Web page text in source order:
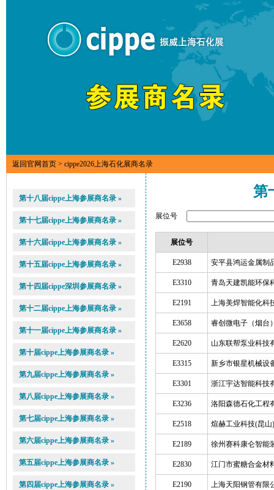
返回官网首页 > cippe2026上海石化展商名录
第十八届cippe上海参展商名录 »
第十七届cippe上海参展商名录 »
第十六届cippe上海参展商名录 »
第十五届cippe上海参展商名录 »
第十四届cippe深圳参展商名录 »
第十二届cippe上海参展商名录 »
第十一届cippe上海参展商名录 »
第十届cippe上海参展商名录 »
第九届cippe上海参展商名录 »
第八届cippe上海参展商名录 »
第七届cippe上海参展商名录 »
第六届cippe上海参展商名录 »
第五届cippe上海参展商名录 »
第四届cippe上海参展商名录 »
第
展位号
展位号
E2938 安平县鸿运金属制
E3310 青岛天建凯能环保
E2191 上海美焊智能化科
E3658 睿创微电子（烟台
E2620 山东联帮泵业科技
E3315 新乡市银星机械设
E3301 浙江宇达智能科技
E3236 洛阳森德石化工程
E2518 煊赫工业科技(昆
E2189 徐州赛科康仑智能
E2830 江门市蜜糖合金材
E2190 上海天阳钢管有限